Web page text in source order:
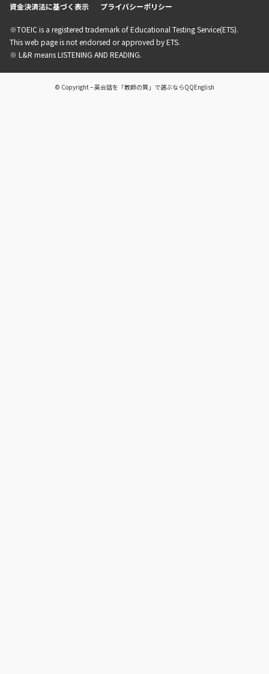
資金決済法に基づく表示
プライバシーポリシー
※TOEIC is a registered trademark of Educational Testing Service(ETS).
This web page is not endorsed or approved by ETS.
※ L&R means LISTENING AND READING.
© Copyright – 英会話を「教師の質」で選ぶならQQEnglish